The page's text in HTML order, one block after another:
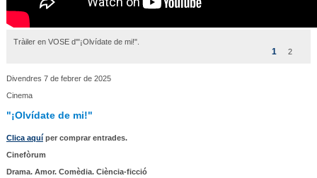
Tràiler en VOSE d'"¡Olvídate de mi!".
1 2
Divendres 7 de febrer de 2025
Cinema
"¡Olvídate de mi!"
Clica aquí per comprar entrades.
Cinefòrum
Drama. Amor. Comèdia. Ciència-ficció